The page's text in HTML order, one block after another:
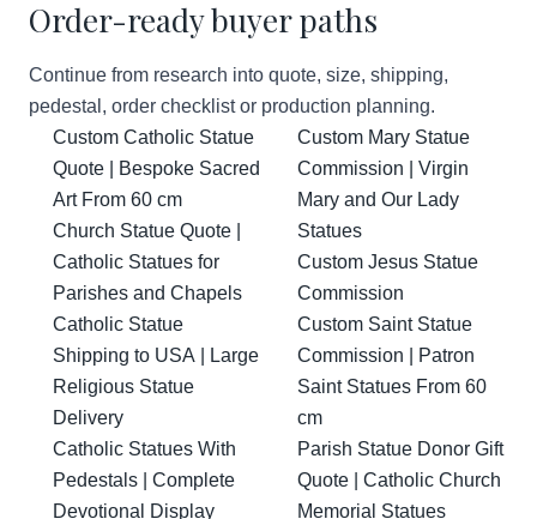
Order-ready buyer paths
Continue from research into quote, size, shipping,
pedestal, order checklist or production planning.
Custom Catholic Statue
Quote | Bespoke Sacred
Art From 60 cm
Church Statue Quote |
Catholic Statues for
Parishes and Chapels
Catholic Statue
Shipping to USA | Large
Religious Statue
Delivery
Catholic Statues With
Pedestals | Complete
Devotional Display
Custom Mary Statue
Commission | Virgin
Mary and Our Lady
Statues
Custom Jesus Statue
Commission
Custom Saint Statue
Commission | Patron
Saint Statues From 60
cm
Parish Statue Donor Gift
Quote | Catholic Church
Memorial Statues